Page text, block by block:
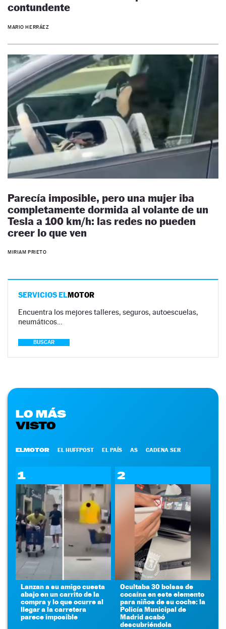
contundente
MARIO HERRÁEZ
Parecía imposible, pero una mujer iba
completamente dormida al volante de un
Tesla a 100 km/h: las redes no pueden
creer lo que ven
MIRIAM PRIETO
SERVICIOS ELMOTOR
Encuentra los mejores talleres, seguros, autoescuelas,
neumáticos…
BUSCAR
LO MÁS
VISTO
ELMOTOR EL HUFFPOST EL PAÍS AS CADENA SER
1
Lanzan a su amigo cuesta
abajo en un carrito de la
compra y lo que ocurre al
llegar a la carretera
parece imposible
2
Ocultaba 30 bolsas de
cocaína en este elemento
para niños de su coche: la
Policía Municipal de
Madrid acabó
descubriéndola